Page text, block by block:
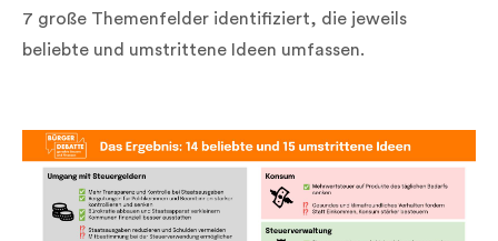
7 große Themenfelder identifiziert, die jeweils
beliebte und umstrittene Ideen umfassen.